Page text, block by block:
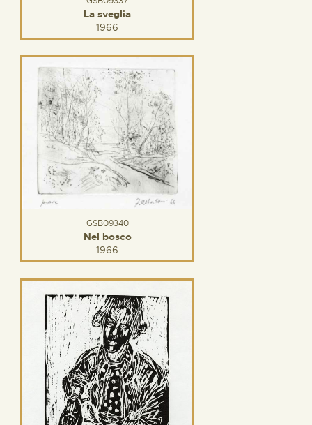
La sveglia
1966
GSB09340
Nel bosco
1966